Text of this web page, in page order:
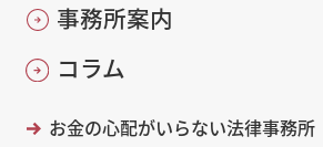
事務所案内
コラム
お金の心配がいらない法律事務所